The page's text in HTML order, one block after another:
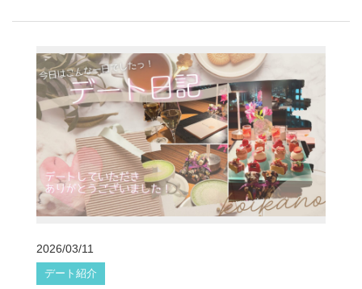
歌やアニメが大好きな明るいタイプの彼女♡ 初めてでも
プランとも相性抜群です♩ デート彼女 鈴森ナツメ プ
ロフィール：https://www.koikano-tokyo.jp/profile/suzum
ori-natsume/ レンタル彼女コイカノで、 江ノ島デートや
アクティブなお出かけを 体験してみませんか？ お気
軽にお問い合わせください マッチングの相談はこ
ちら♡
顔になる彼女♡ 歩きながら食べる新宿グルメ、最高です
♪ ◆ ほぼ最前列！お笑い鑑賞で大爆笑 その後は、 ルミ
ネtheよしもとへ 芸人さんが超豪華！ しかもほぼ最
前ど真ん中の席で近すぎて迫力満点！ 泣くほど笑って
お腹が痛くなるくらい楽しい時間になったそうです 一
緒に大笑いできるデートって、距離もぐっと縮まります
パフェに中華に…とデザートもごはんもたっぷり堪能
たくさん食べて、たくさん笑って、 心もお腹も大満
2026/03/11
デート紹介